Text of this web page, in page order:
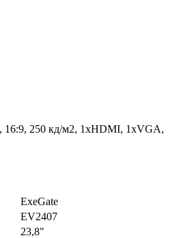
16:9, 250 кд/м2, 1хHDMI, 1хVGA,
ExeGate
EV2407
23,8"